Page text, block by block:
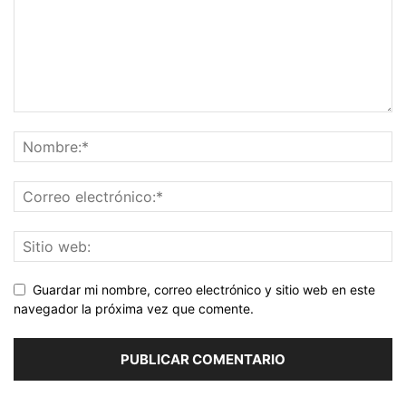
Guardar mi nombre, correo electrónico y sitio web en este
navegador la próxima vez que comente.